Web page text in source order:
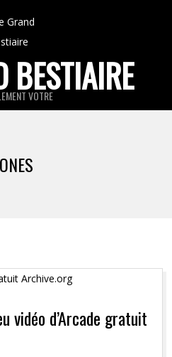
BESTIAIRE
VOTRE
vidéo d’Arcade gratuit